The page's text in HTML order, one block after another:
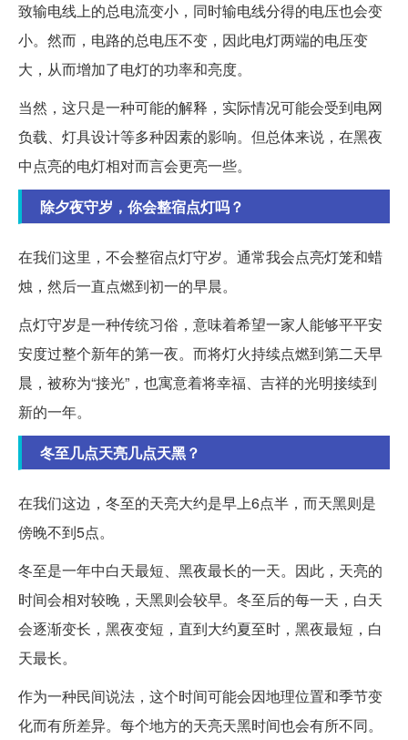
致输电线上的总电流变小，同时输电线分得的电压也会变
小。然而，电路的总电压不变，因此电灯两端的电压变
大，从而增加了电灯的功率和亮度。
当然，这只是一种可能的解释，实际情况可能会受到电网
负载、灯具设计等多种因素的影响。但总体来说，在黑夜
中点亮的电灯相对而言会更亮一些。
除夕夜守岁，你会整宿点灯吗？
在我们这里，不会整宿点灯守岁。通常我会点亮灯笼和蜡
烛，然后一直点燃到初一的早晨。
点灯守岁是一种传统习俗，意味着希望一家人能够平平安
安度过整个新年的第一夜。而将灯火持续点燃到第二天早
晨，被称为“接光”，也寓意着将幸福、吉祥的光明接续到
新的一年。
冬至几点天亮几点天黑？
在我们这边，冬至的天亮大约是早上6点半，而天黑则是
傍晚不到5点。
冬至是一年中白天最短、黑夜最长的一天。因此，天亮的
时间会相对较晚，天黑则会较早。冬至后的每一天，白天
会逐渐变长，黑夜变短，直到大约夏至时，黑夜最短，白
天最长。
作为一种民间说法，这个时间可能会因地理位置和季节变
化而有所差异。每个地方的天亮天黑时间也会有所不同。